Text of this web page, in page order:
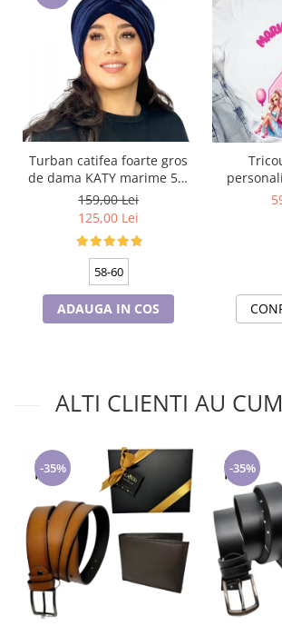
Turban catifea foarte gros
de dama KATY marime 58-
60, captuseala polar,
culoare bleomarin
159,00 Lei
125,00 Lei
58-60
ADAUGA IN COS
ALTI CLIENTI AU
-35% -35%